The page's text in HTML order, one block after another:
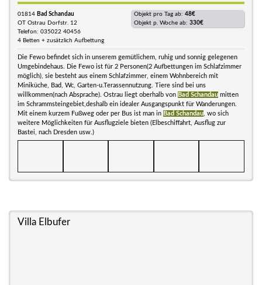
01814 Bad Schandau
OT Ostrau Dorfstr. 12
Telefon: 035022 40456
4 Betten + zusätzlich Aufbettung
Objekt pro Tag ab: 48€
Objekt p. Woche ab: 330€
Die Fewo befindet sich in unserem gemütlichem, ruhig und sonnig gelegenen
Umgebindehaus. Die Fewo ist für 2 Personen(2 Aufbettungen im Schlafzimmer
möglich), sie besteht aus einem Schlafzimmer, einem Wohnbereich mit
Miniküche, Bad, Wc, Garten-u.Terassennutzung. Tiere sind bei uns
willkommen(nach Absprache). Ostrau liegt oberhalb von Bad Schandau mitten
im Schrammsteingebiet,deshalb ein idealer Ausgangspunkt für Wanderungen.
Mit einem kurzem Fußweg oder per Bus ist man in Bad Schandau , wo sich
weitere Möglichkeiten für Ausflugziele bieten (Elbeschiffahrt, Ausflug zur
Bastei, nach Dresden usw.)
Villa Elbufer